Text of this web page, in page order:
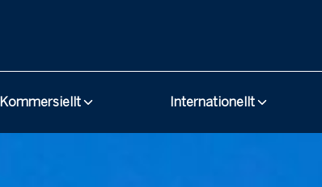
Kommersiellt Internationellt